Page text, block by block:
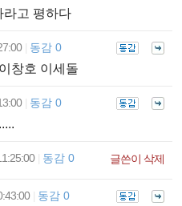
라고 평하다
동감 0
창호 이세돌
동감 0
동감 0 글쓴이 삭제
동감 0